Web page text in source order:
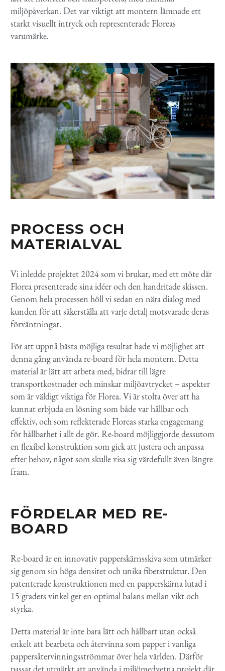
miljöpåverkan. Det var viktigt att montern lämnade ett
starkt visuellt intryck och representerade Floreas
varumärke.
PROCESS OCH
MATERIALVAL
Vi inledde projektet 2024 som vi brukar, med ett möte där
Florea presenterade sina idéer och den handritade skissen.
Genom hela processen höll vi sedan en nära dialog med
kunden för att säkerställa att varje detalj motsvarade deras
förväntningar.
För att uppnå bästa möjliga resultat hade vi möjlighet att
denna gång använda re-board för hela montern. Detta
material är lätt att arbeta med, bidrar till lägre
transportkostnader och minskar miljöavtrycket – aspekter
som är väldigt viktiga för Florea. Vi är stolta över att ha
kunnat erbjuda en lösning som både var hållbar och
effektiv, och som reflekterade Floreas starka engagemang
för hållbarhet i allt de gör. Re-board möjliggjorde dessutom
en flexibel konstruktion som gick att justera och anpassa
efter behov, något som skulle visa sig värdefullt även längre
fram.
FÖRDELAR MED RE-
BOARD
Re-board är en innovativ papperskärnsskiva som utmärker
sig genom sin höga densitet och unika fiberstruktur. Den
patenterade konstruktionen med en papperskärna lutad i
15 graders vinkel ger en optimal balans mellan vikt och
styrka.
Detta material är inte bara lätt och hållbart utan också
enkelt att bearbeta och återvinna som papper i vanliga
pappersåtervinningsströmmar över hela världen. Därför
passar det utmärkt att använda i miljömedvetna projekt där